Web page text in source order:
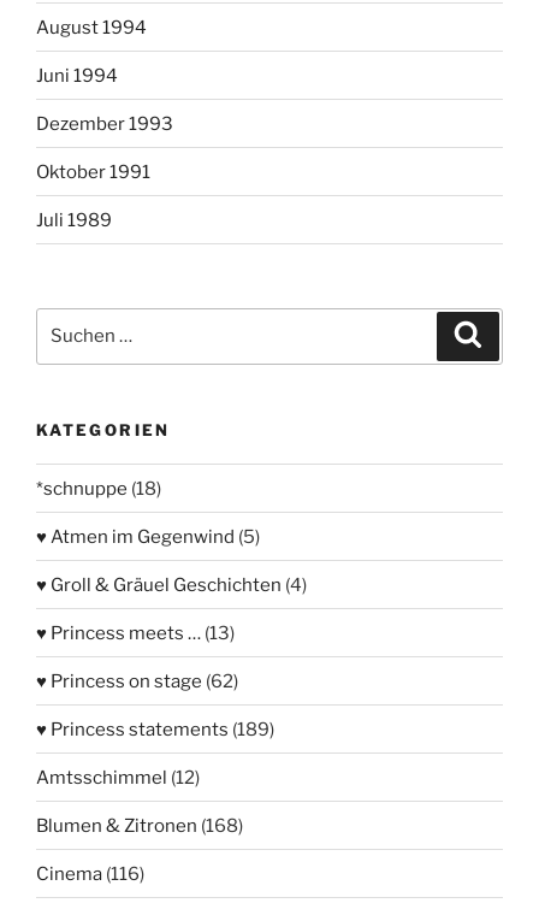
August 1994
Juni 1994
Dezember 1993
Oktober 1991
Juli 1989
nach:
KATEGORIEN
*schnuppe (18)
♥ Atmen im Gegenwind (5)
♥ Groll & Gräuel Geschichten (4)
♥ Princess meets … (13)
♥ Princess on stage (62)
♥ Princess statements (189)
Amtsschimmel (12)
Blumen & Zitronen (168)
Cinema (116)